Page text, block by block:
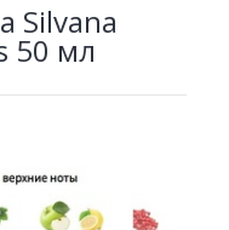
Silvana
50 мл